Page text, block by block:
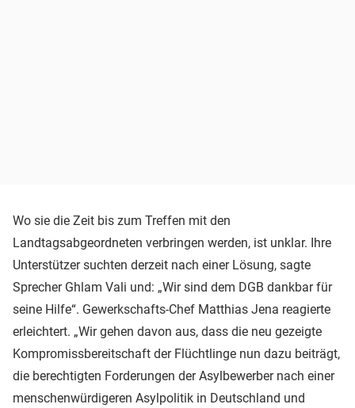
Wo sie die Zeit bis zum Treffen mit den
Landtagsabgeordneten verbringen werden, ist unklar. Ihre
Unterstützer suchten derzeit nach einer Lösung, sagte
Sprecher Ghlam Vali und: „Wir sind dem DGB dankbar für
seine Hilfe“. Gewerkschafts-Chef Matthias Jena reagierte
erleichtert. „Wir gehen davon aus, dass die neu gezeigte
Kompromissbereitschaft der Flüchtlinge nun dazu beiträgt,
die berechtigten Forderungen der Asylbewerber nach einer
menschenwürdigeren Asylpolitik in Deutschland und